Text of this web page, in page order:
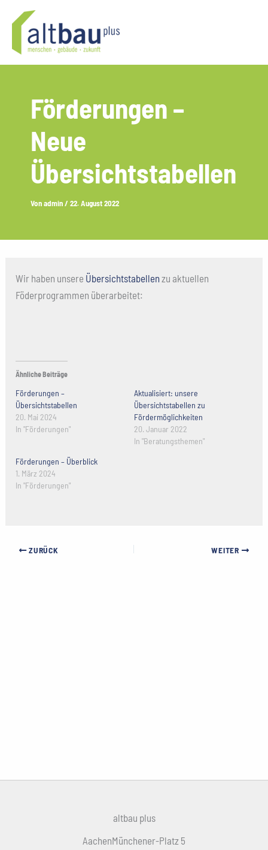
Inhalt
springen
Förderungen –
Neue
Übersichtstabellen
Vonadmin/ 22. August 2022
Wir haben unsere Übersichtstabellenzu aktuellen
Föderprogrammen überarbeitet:
Ähnliche Beiträge
Förderungen –
Übersichtstabellen
20. Mai 2024
In "Förderungen"
Aktualisiert: unsere
Übersichtstabellen zu
Fördermöglichkeiten
20. Januar 2022
In "Beratungsthemen"
Förderungen – Überblick
1. März 2024
In "Förderungen"
ZURÜCK WEITER
altbau plus
AachenMünchener-Platz 5